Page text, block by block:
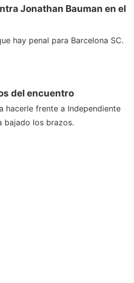
Jonathan Bauman en el
hay penal para Barcelona SC.
del encuentro
hacerle frente a Independiente
bajado los brazos.